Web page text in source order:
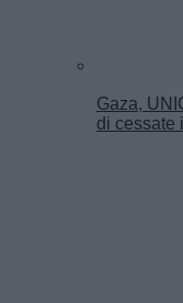
Gaza,
di cessate